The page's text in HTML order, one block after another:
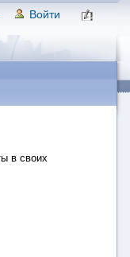
Войти
в своих